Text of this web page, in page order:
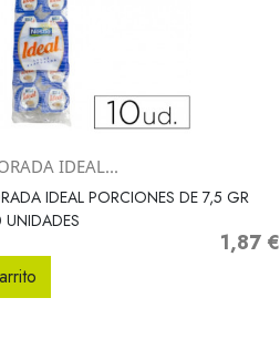
 Vista rápida
IDEAL...
IDEAL PORCIONES DE 7,5 GR
UNIDADES
Precio
1,87 €